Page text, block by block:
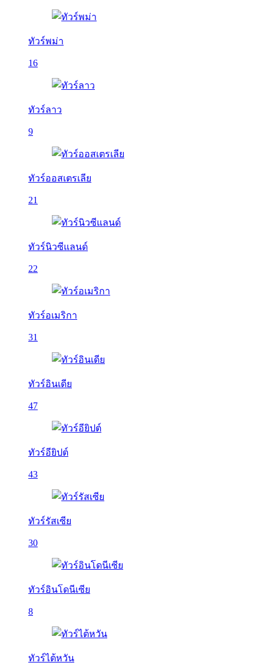
ทัวร์พม่า
16
ทัวร์ลาว
9
ทัวร์ออสเตรเลีย
21
ทัวร์นิวซีแลนด์
22
ทัวร์อเมริกา
31
ทัวร์อินเดีย
47
ทัวร์อียิปต์
43
ทัวร์รัสเซีย
30
ทัวร์อินโดนีเซีย
8
ทัวร์ไต้หวัน